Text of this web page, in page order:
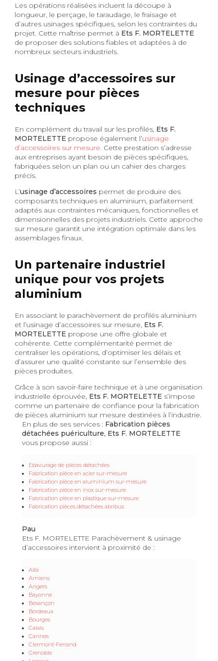
Les opérations réalisées incluent la découpe à
longueur, le perçage, le taraudage, le fraisage et
d’autres usinages spécifiques, selon les contraintes du
projet. Cette maîtrise permet à Ets F. MORTELETTE
de proposer des solutions fiables et adaptées à de
nombreux secteurs industriels.
Usinage d’accessoires sur
mesure pour pièces
techniques
En complément du travail sur les profilés, Ets F.
MORTELETTE propose également l’usinage
d’accessoires sur mesure. Cette prestation s’adresse
aux entreprises ayant besoin de pièces spécifiques,
fabriquées selon un plan ou un cahier des charges
précis.
L’usinage d’accessoires permet de produire des
composants techniques en aluminium, parfaitement
adaptés aux contraintes mécaniques, fonctionnelles et
dimensionnelles des projets industriels. Cette approche
sur mesure garantit une intégration optimale dans les
assemblages finaux.
Un partenaire industriel
unique pour vos projets
aluminium
En associant le parachèvement de profilés aluminium
et l’usinage d’accessoires sur mesure, Ets F.
MORTELETTE propose une offre globale et
cohérente. Cette complémentarité permet de
centraliser les opérations, d’optimiser les délais et
d’assurer une qualité constante sur l’ensemble des
pièces produites.
Grâce à son savoir-faire technique et à une organisation
industrielle éprouvée, Ets F. MORTELETTE s’impose
comme un partenaire de confiance pour la fabrication
de pièces aluminium sur mesure destinées à l’industrie.
En plus de ses services : Fabrication pièces
détachées puériculture, Ets F. MORTELETTE
vous propose aussi :
Ebavurage de pièces détachées
Fabrication pièce en acier sur-mesure
Fabrication pièce en aluminium sur-mesure
Fabrication pièce en inox sur-mesure
Fabrication pièce en plastique sur-mesure
Fabrication pièces détachées abribus
Pau
Ets F. MORTELETTE Parachèvement & usinage
d’accessoires intervient à proximité de :
Albi
Amiens
Angers
Bayonne
Besançon
Bordeaux
Bourges
Calais
Cannes
Clermont-Ferrand
Grenoble